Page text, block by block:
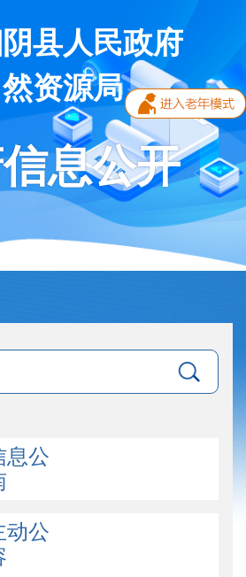
县人民政府
资源局
息公开
息公
动公